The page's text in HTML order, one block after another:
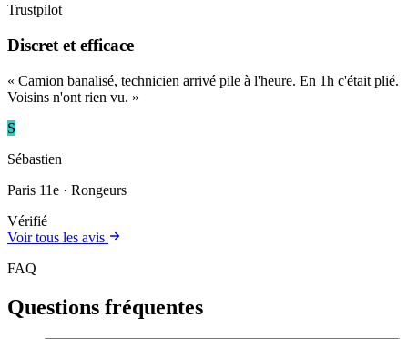
Trustpilot
Discret et efficace
« Camion banalisé, technicien arrivé pile à l'heure. En 1h c'était plié.
Voisins n'ont rien vu. »
S
Sébastien
Paris 11e · Rongeurs
Vérifié
Voir tous les avis
FAQ
Questions fréquentes